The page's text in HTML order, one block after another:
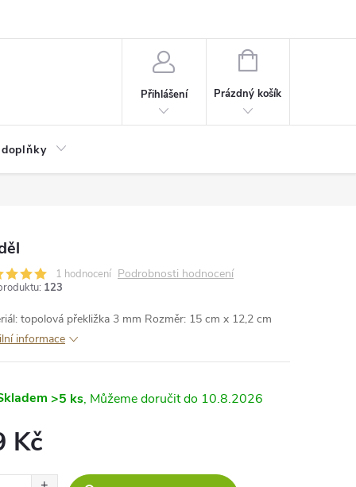
Přihlášení
NÁKUPNÍ
Prázdný košík
1 hodnocení Podrobnosti hodnocení
123
topolová překližka 3 mm Rozměr: 15 cm x 12,2 cm
informace
>5 ks 10.8.2026
Kč